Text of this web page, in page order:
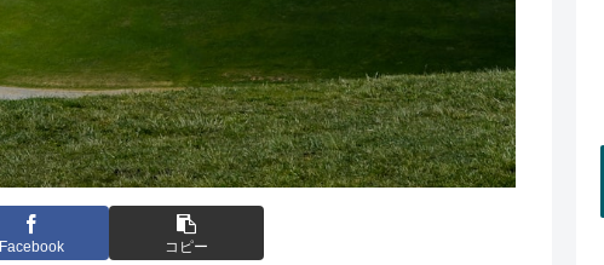
Facebook コピー